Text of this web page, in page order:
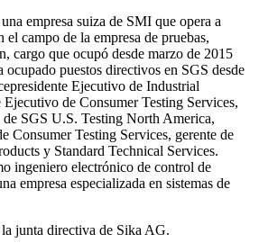
empresa suiza de SMI que opera a
campo de la empresa de pruebas,
cargo que ocupó desde marzo de 2015
ocupado puestos directivos en SGS desde
Ejecutivo de Industrial
de Consumer Testing Services,
SGS U.S. Testing North America,
Consumer Testing Services, gerente de
y Standard Technical Services.
ingeniero electrónico de control de
empresa especializada en sistemas de
junta directiva de Sika AG.